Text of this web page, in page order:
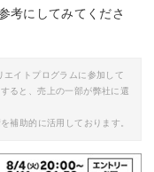
考にしてみてくださ
イトプログラムに参加して
ると、売上の一部が弊社に還
補助的に活用しております。